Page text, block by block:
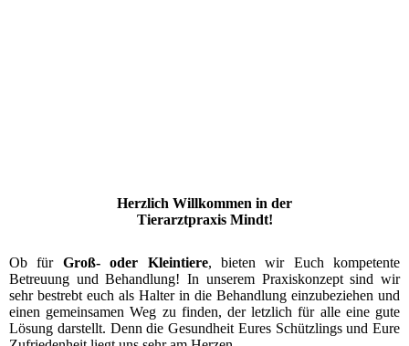
Herzlich Willkommen in der
Tierarztpraxis Mindt!
Ob für Groß- oder Kleintiere, bieten wir Euch kompetente
Betreuung und Behandlung! In unserem Praxiskonzept sind wir
sehr bestrebt euch als Halter in die Behandlung einzubeziehen und
einen gemeinsamen Weg zu finden, der letzlich für alle eine gute
Lösung darstellt. Denn die Gesundheit Eures Schützlings und Eure